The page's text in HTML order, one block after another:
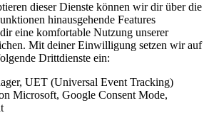
dieser Dienste können wir dir über die
hinausgehende Features
eine komfortable Nutzung unserer
Mit deiner Einwilligung setzen wir auf
Drittdienste ein:
UET (Universal Event Tracking)
Microsoft, Google Consent Mode,